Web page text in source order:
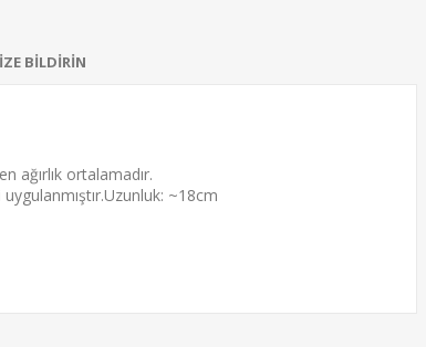
BİLDİRİN
ağırlık ortalamadır.
~18cm